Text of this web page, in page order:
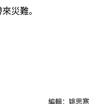
災難。
編輯：姚思寒